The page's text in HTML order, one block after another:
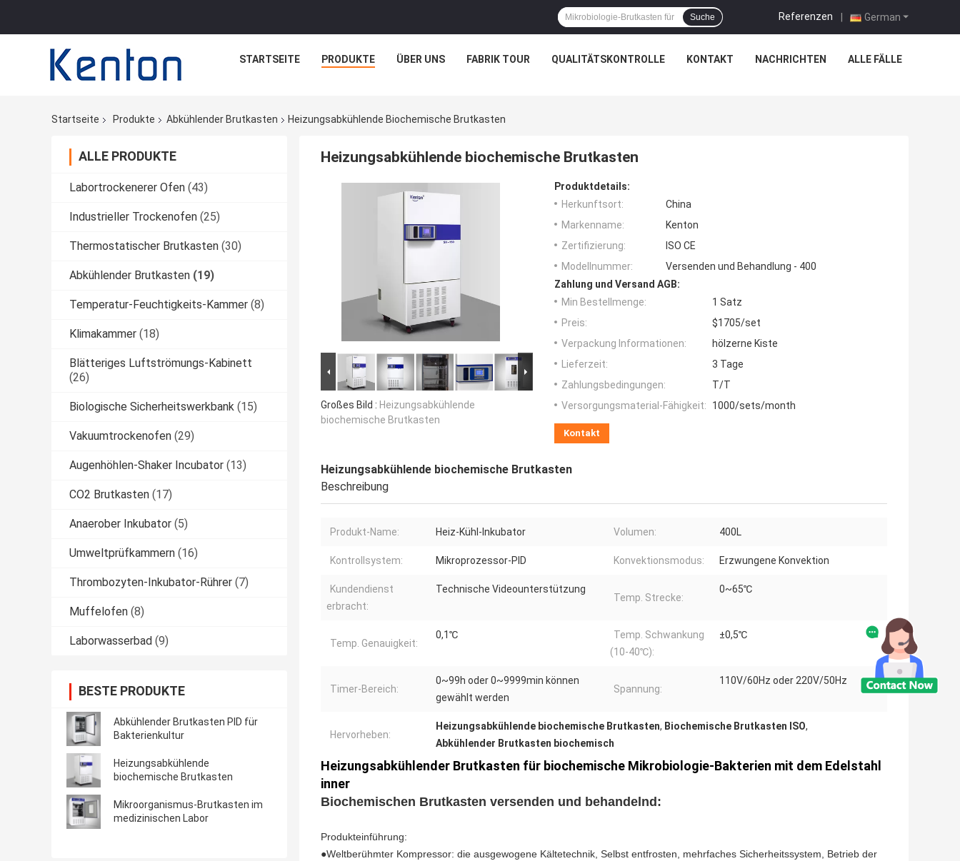
German
Referenzen |
Suche
STARTSEITE PRODUKTE ÜBER UNS FABRIK TOUR QUALITÄTSKONTROLLE KONTAKT NACHRICHTEN ALLE FÄLLE
Startseite Produkte Abkühlender Brutkasten Heizungsabkühlende Biochemische Brutkasten
ALLE PRODUKTE
Labortrockenerer Ofen (43)
Industrieller Trockenofen (25)
Thermostatischer Brutkasten (30)
Abkühlender Brutkasten (19)
Temperatur-Feuchtigkeits-Kammer (8)
Klimakammer (18)
Blätteriges Luftströmungs-Kabinett
(26)
Biologische Sicherheitswerkbank (15)
Vakuumtrockenofen (29)
Augenhöhlen-Shaker Incubator (13)
CO2 Brutkasten (17)
Anaerober Inkubator (5)
Umweltprüfkammern (16)
Thrombozyten-Inkubator-Rührer (7)
Muffelofen (8)
Laborwasserbad (9)
BESTE PRODUKTE
Abkühlender Brutkasten PID für
Bakterienkultur
Heizungsabkühlende
biochemische Brutkasten
Mikroorganismus-Brutkasten im
medizinischen Labor
Heizungsabkühlende biochemische Brutkasten
Großes Bild : Heizungsabkühlende
biochemische Brutkasten
Produktdetails:
Herkunftsort:
China
Markenname:
Kenton
Zertifizierung:
ISO CE
Modellnummer:
Versenden und Behandlung - 400
Zahlung und Versand AGB:
Min Bestellmenge:
1 Satz
Preis:
$1705/set
Verpackung Informationen:
hölzerne Kiste
Lieferzeit:
3 Tage
Zahlungsbedingungen:
T/T
Versorgungsmaterial-Fähigkeit:
1000/sets/month
Kontakt
Heizungsabkühlende biochemische Brutkasten
Beschreibung
Produkt-Name: Heiz-Kühl-Inkubator Volumen: 400L
Kontrollsystem: Mikroprozessor-PID Konvektionsmodus: Erzwungene Konvektion
Kundendienst
erbracht:
Technische Videounterstützung
Temp. Strecke:
0~65℃
Temp. Genauigkeit:
0,1℃
Temp. Schwankung
(10-40℃):
±0,5℃
Timer-Bereich:
0~99h oder 0~9999min können
gewählt werden
Spannung:
110V/60Hz oder 220V/50Hz
Hervorheben:
Heizungsabkühlende biochemische Brutkasten, Biochemische Brutkasten ISO,
Abkühlender Brutkasten biochemisch
Heizungsabkühlender Brutkasten für biochemische Mikrobiologie-Bakterien mit dem Edelstahl
inner
Biochemischen Brutkasten versenden und behandelnd:
Produkteinführung:
●Weltberühmter Kompressor: die ausgewogene Kältetechnik, Selbst entfrosten, mehrfaches Sicherheitssystem, Betrieb der